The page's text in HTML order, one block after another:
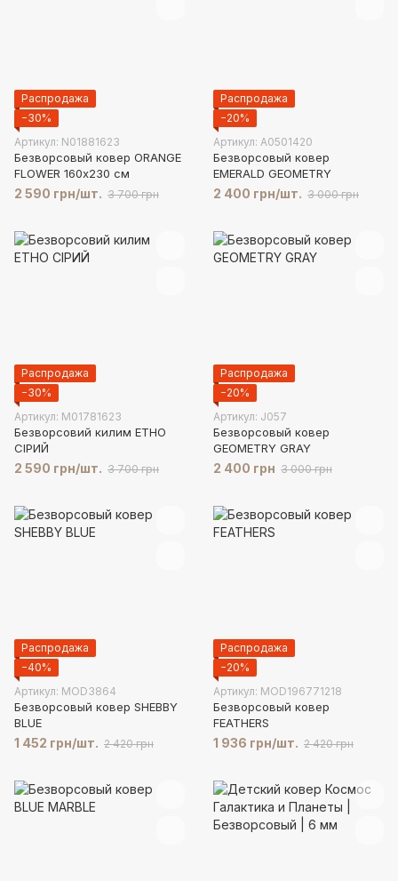
Распродажа
−30%
Артикул: N01881623
Безворсовый ковер ORANGE
FLOWER 160х230 см
2 590 грн/шт. 3 700 грн
Распродажа
−20%
Артикул: A0501420
Безворсовый ковер
EMERALD GEOMETRY
2 400 грн/шт. 3 000 грн
Распродажа
−30%
Артикул: М01781623
Безворсовий килим ЕТНО
СІРИЙ
2 590 грн/шт. 3 700 грн
Распродажа
−20%
Артикул: J057
Безворсовый ковер
GEOMETRY GRAY
2 400 грн 3 000 грн
Распродажа
−40%
Артикул: MOD3864
Безворсовый ковер SHEBBY
BLUE
1 452 грн/шт. 2 420 грн
Распродажа
−20%
Артикул: MOD196771218
Безворсовый ковер
FEATHERS
1 936 грн/шт. 2 420 грн